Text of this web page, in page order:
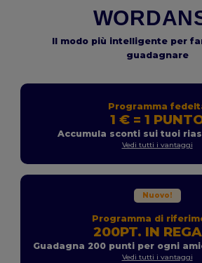
Il modo più intelligente per
guadagnare
Programma
1 € = 1
Accumula sconti sui tuoi
Vedi tutti i vantaggi
Nuovo!
Programma di
200PT. IN
Guadagna 200 punti per ogni
Vedi tutti i vantaggi